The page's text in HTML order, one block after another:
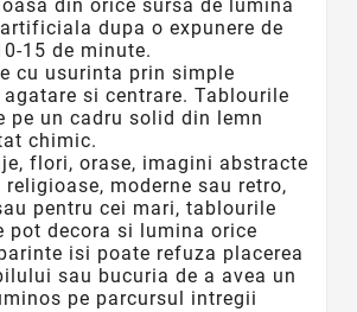
din orice sursa de lumina
dupa o expunere de
15 de minute.
cu usurinta prin simple
si centrare. Tablourile
pe un cadru solid din lemn
chimic.
flori, orase, imagini abstracte
moderne sau retro,
pentru cei mari, tablourile
pot decora si lumina orice
isi poate refuza placerea
sau bucuria de a avea un
pe parcursul intregii